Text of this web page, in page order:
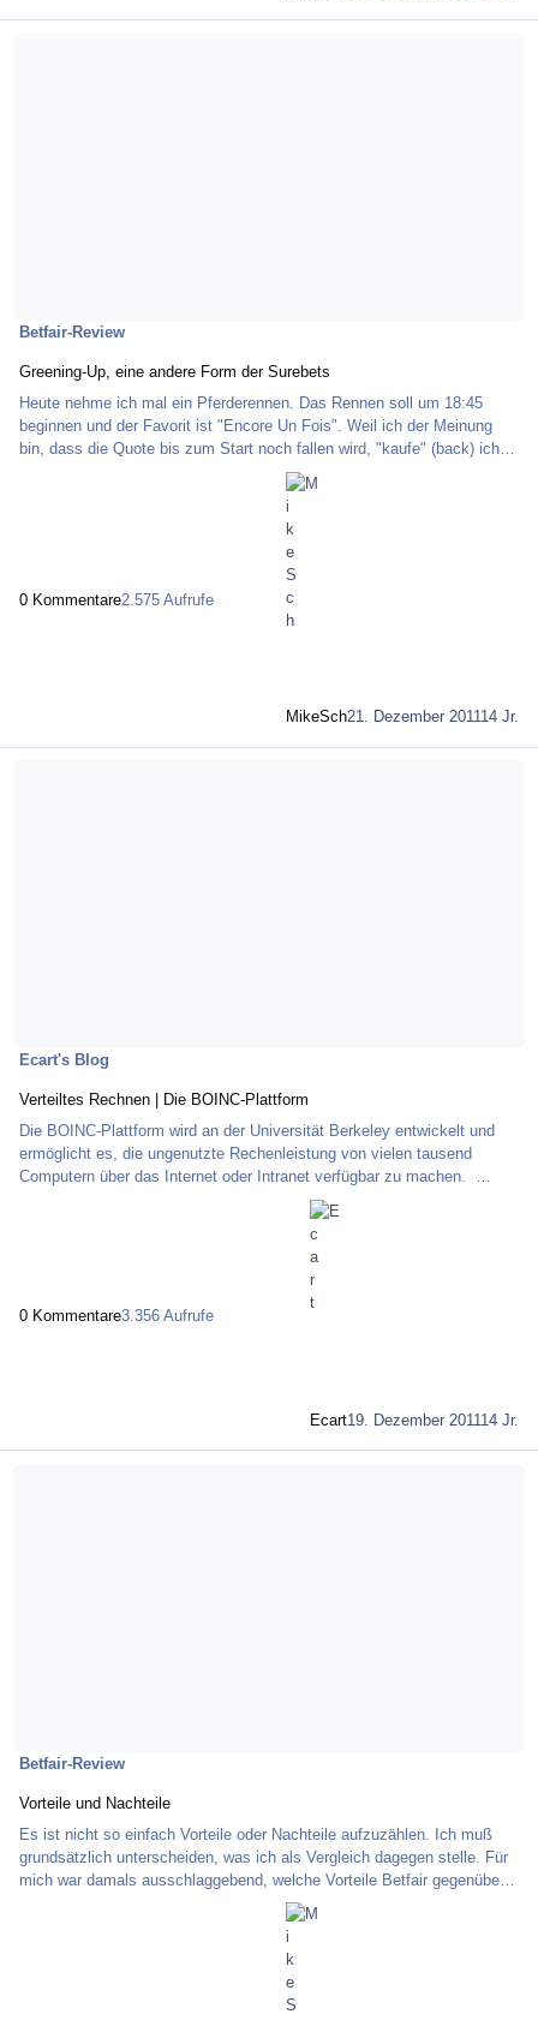
Betfair-Review
Greening-Up, eine andere Form der Surebets
Heute nehme ich mal ein Pferderennen. Das Rennen soll um 18:45
beginnen und der Favorit ist "Encore Un Fois". Weil ich der Meinung
bin, dass die Quote bis zum Start noch fallen wird, "kaufe" (back) ich
billig und will möglichst vor dem Start teuer "verkaufen" (lay). Als
Sicherheit habe ich die Möglichkeit in der "Hinterhand", dass der Favorit
"In-Play" die Quoten wesentlich weiter drücken wird, so dass
spätestens dann noch teuer verkauft werden kann. Logischerweise
0 Kommentare2.575 Aufrufe
MikeSch21. Dezember 2011 14 Jr.
Ecart's Blog
Verteiltes Rechnen | Die BOINC-Plattform
Die BOINC-Plattform wird an der Universität Berkeley entwickelt und
ermöglicht es, die ungenutzte Rechenleistung von vielen tausend
Computern über das Internet oder Intranet verfügbar zu machen.
Anwender dieser Plattform installieren sich ein Clientprogramm und
können damit ihre freie Rechenzeit auf mehrere Projekte verteilen.
PrimeGrid ist ein Projekt mit mehreren Unterprojekten, das mittels der
Technik des verteilten Rechnens nach speziellenPrimzahlen sucht.
0 Kommentare3.356 Aufrufe
Ecart19. Dezember 201114 Jr.
Betfair-Review
Vorteile und Nachteile
Es ist nicht so einfach Vorteile oder Nachteile aufzuzählen. Ich muß
grundsätzlich unterscheiden, was ich als Vergleich dagegen stelle. Für
mich war damals ausschlaggebend, welche Vorteile Betfair gegenüber
anderen Wettanbietern besitzt. Aus den derzeitigen Forenbeiträgen
schließe ich allerdings, dass es angebrachter ist, die üblichen
Börsengeschäfte mit denen an der Wettbörse zu vergleichen. Ich
versuche deshalb Betfair mit der "Börsensprache" zu erklären. Die